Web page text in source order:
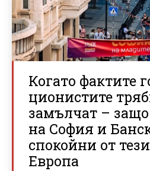
Когато фактите
ционистите
замълчат –
на София и
спокойни от
Европа